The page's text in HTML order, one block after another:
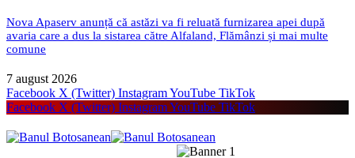
Nova Apaserv anunță că astăzi va fi reluată furnizarea apei după
avaria care a dus la sistarea către Alfaland, Flămânzi și mai multe
comune
7 august 2026
Facebook X (Twitter) InstagramYouTube TikTok
Facebook X (Twitter) InstagramYouTube TikTok